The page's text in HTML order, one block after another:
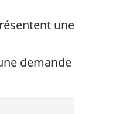
une
demande